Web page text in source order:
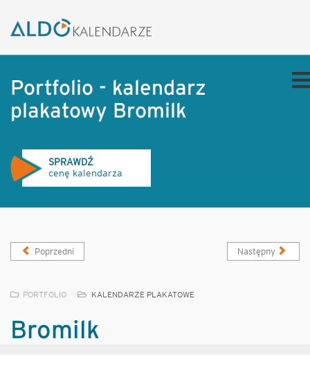
Portfolio - kalendarz
plakatowy Bromilk
SPRAWDŹ
cenę kalendarza
Poprzedni Następny
PORTFOLIO KALENDARZE PLAKATOWE
Bromilk